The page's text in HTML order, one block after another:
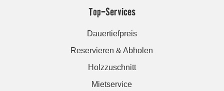
Top-Services
Dauertiefpreis
Reservieren & Abholen
Holzzuschnitt
Mietservice